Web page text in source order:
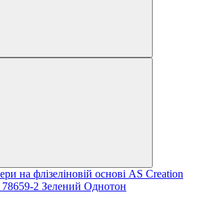
на флізеліновій основі AS Creation
78659-2 Зелений Однотон